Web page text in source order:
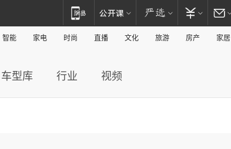
智能 家电 时尚 直播 文化 旅游 房产 家居
车型库 行业 视频